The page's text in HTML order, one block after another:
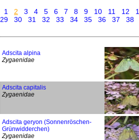
1
2 3 4 5 6 7 8 9 10 11 12
29
30 31 32 33 34 35 36 37 38
Adscita alpina
Zygaenidae
Adscita capitalis
Zygaenidae
Adscita geryon (Sonnenröschen-
Grünwidderchen)
Zygaenidae